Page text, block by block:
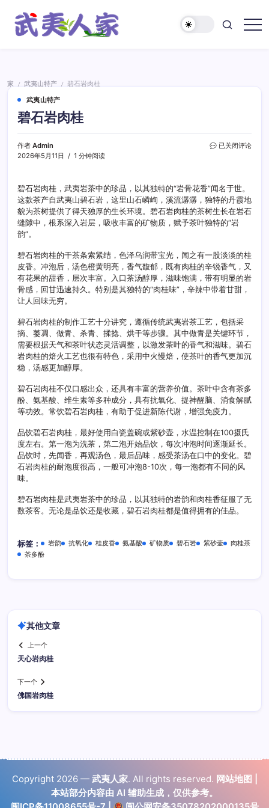
家
家 / 武夷山特产 /
碧石岩肉桂
武夷山特产
碧石岩肉桂
作者 Admin
2026年5月11日
1 分钟阅读
碧
桂
已关闭评论
碧石岩肉桂，武夷岩茶中的珍品，以其独特的“岩骨花香”闻名于世。
这款茶产自武夷山碧石岩，这里山石嶙峋，溪流潺潺，独特的丹霞地
貌为茶树提供了得天独厚的生长环境。碧石岩肉桂的茶树生长在岩石
缝隙中，根系深入岩层，吸收丰富的矿物质，赋予茶叶独特的“岩
韵”。
碧石岩肉桂的干茶条索紧结，色泽乌润带宝光，闻之有一股淡淡的桂
皮香。冲泡后，汤色橙黄明亮，香气馥郁，既有肉桂的辛锐香气，又
有花果的甜香，层次丰富。入口茶汤醇厚，滋味饱满，带有明显的岩
骨感，回甘迅速持久。特别是其独特的“肉桂味”，辛辣中带着甘甜，
让人回味无穷。
碧石岩肉桂的制作工艺十分讲究，遵循传统武夷岩茶工艺，包括采
摘、萎凋、做青、杀青、揉捻、烘干等步骤。其中做青是关键环节，
需要根据天气和茶叶状态灵活调整，以激发茶叶的香气和滋味。碧石
岩肉桂的焙火工艺也很有特色，采用中火慢焙，使茶叶的香气更加沉
稳，汤感更加醇厚。
碧石岩肉桂不仅口感出众，还具有丰富的营养价值。茶叶中含有茶多
酚、氨基酸、维生素等多种成分，具有抗氧化、提神醒脑、消食解腻
等功效。常饮碧石岩肉桂，有助于促进新陈代谢，增强免疫力。
品饮碧石岩肉桂，最好使用白瓷盖碗或紫砂壶，水温控制在100摄氏
度左右。第一泡为洗茶，第二泡开始品饮，每次冲泡时间逐渐延长。
品饮时，先闻香，再观汤色，最后品味，感受茶汤在口中的变化。碧
石岩肉桂的耐泡度很高，一般可冲泡8-10次，每一泡都有不同的风
味。
碧石岩肉桂是武夷岩茶中的珍品，以其独特的岩韵和肉桂香征服了无
数茶客。无论是品饮还是收藏，碧石岩肉桂都是值得拥有的佳品。
标签： 岩韵 抗氧化 桂皮香 氨基酸 矿物质 碧石岩 紫砂壶
肉桂茶
茶多酚
其他文章
上一个
天心岩肉桂
下一个
佛国岩肉桂
Copyright 2026 — 武夷人家. All rights reserved. 网站地图
本站部分内容由 AI 辅助生成，仅供参考。